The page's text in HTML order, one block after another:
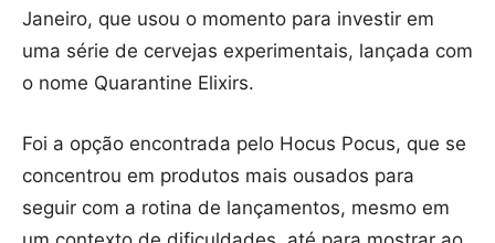
Janeiro, que usou o momento para investir em
uma série de cervejas experimentais, lançada com
o nome Quarantine Elixirs.
Foi a opção encontrada pelo Hocus Pocus, que se
concentrou em produtos mais ousados para
seguir com a rotina de lançamentos, mesmo em